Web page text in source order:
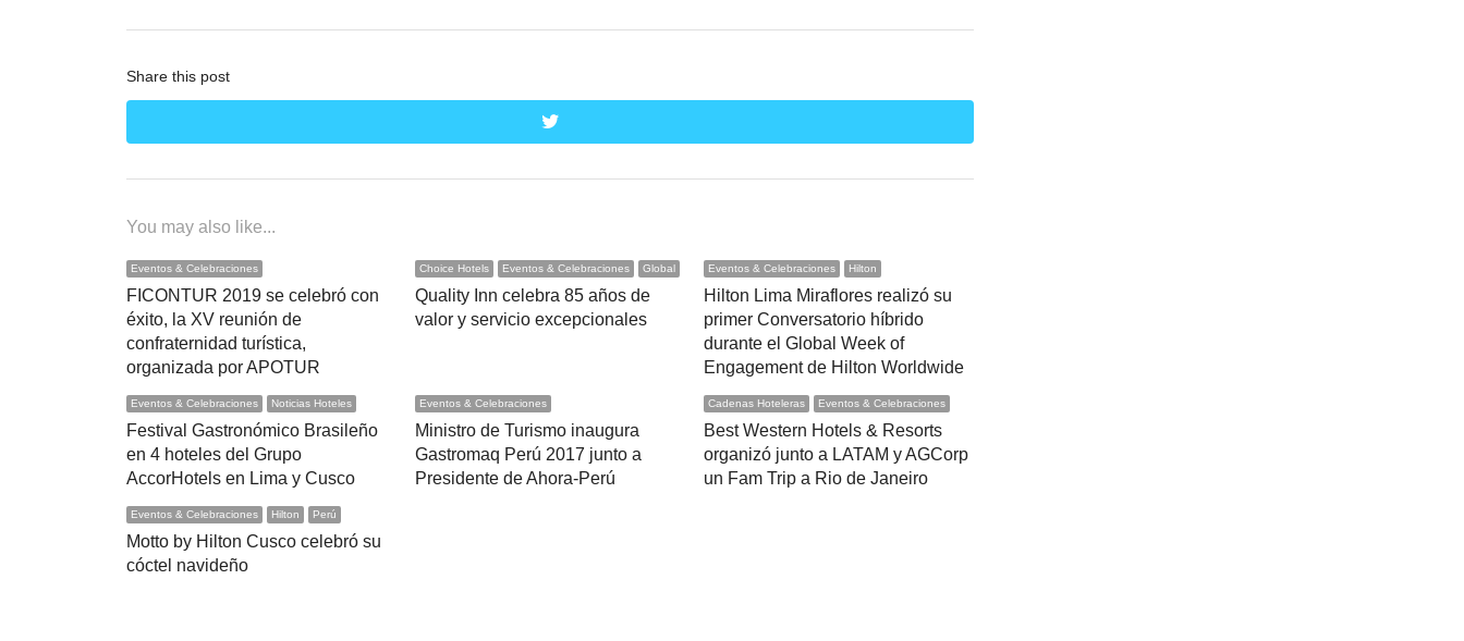
Share this post
twitter
You may also like...
Eventos & Celebraciones
FICONTUR 2019 se celebró con
éxito, la XV reunión de
confraternidad turística,
organizada por APOTUR
Choice Hotels Eventos & Celebraciones Global
Quality Inn celebra 85 años de
valor y servicio excepcionales
Eventos & Celebraciones Hilton
Hilton Lima Miraflores realizó su
primer Conversatorio híbrido
durante el Global Week of
Engagement de Hilton Worldwide
Eventos & Celebraciones Noticias Hoteles
Festival Gastronómico Brasileño
en 4 hoteles del Grupo
AccorHotels en Lima y Cusco
Eventos & Celebraciones
Ministro de Turismo inaugura
Gastromaq Perú 2017 junto a
Presidente de Ahora-Perú
Cadenas Hoteleras Eventos & Celebraciones
Best Western Hotels & Resorts
organizó junto a LATAM y AGCorp
un Fam Trip a Rio de Janeiro
Eventos & Celebraciones Hilton Perú
Motto by Hilton Cusco celebró su
cóctel navideño